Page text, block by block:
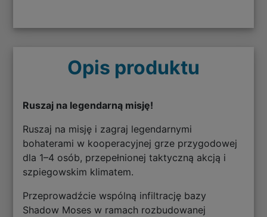
Opis produktu
Ruszaj na legendarną misję!
Ruszaj na misję i zagraj legendarnymi
bohaterami w kooperacyjnej grze przygodowej
dla 1–4 osób, przepełnionej taktyczną akcją i
szpiegowskim klimatem.
Przeprowadźcie wspólną infiltrację bazy
Shadow Moses w ramach rozbudowanej